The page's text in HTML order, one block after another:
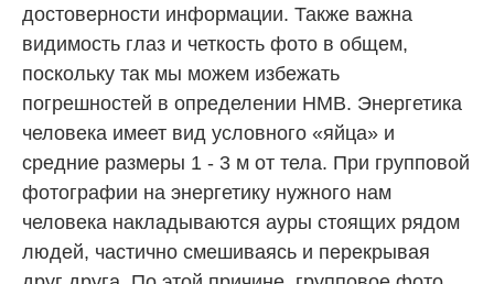
достоверности информации. Также важна
видимость глаз и четкость фото в общем,
поскольку так мы можем избежать
погрешностей в определении НМВ. Энергетика
человека имеет вид условного «яйца» и
средние размеры 1 - 3 м от тела. При групповой
фотографии на энергетику нужного нам
человека накладываются ауры стоящих рядом
людей, частично смешиваясь и перекрывая